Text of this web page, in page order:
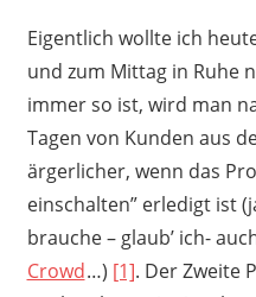
Eigentlich wollte ich
und zum Mittag in Ruhe
immer so ist, wird man
Tagen von Kunden aus
ärgerlicher, wenn das
einschalten” erledigt ist
brauche – glaub’ ich-
Crowd…) [1]. Der Zweite